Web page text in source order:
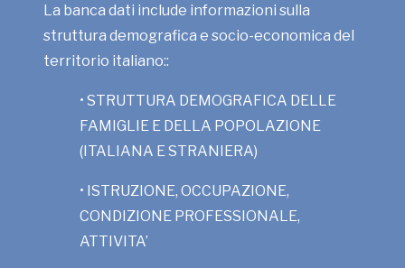
La banca dati include informazioni sulla
struttura demografica e socio-economica del
territorio italiano::
• STRUTTURA DEMOGRAFICA DELLE
FAMIGLIE E DELLA POPOLAZIONE
(ITALIANA E STRANIERA)
• ISTRUZIONE, OCCUPAZIONE,
CONDIZIONE PROFESSIONALE,
ATTIVITA’